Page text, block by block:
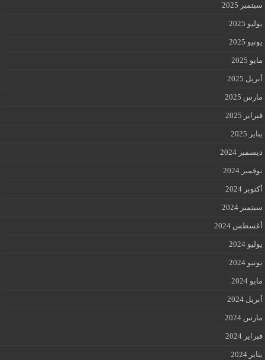
سبتمبر 2025
يوليو 2025
يونيو 2025
مايو 2025
أبريل 2025
مارس 2025
فبراير 2025
يناير 2025
ديسمبر 2024
نوفمبر 2024
أكتوبر 2024
سبتمبر 2024
أغسطس 2024
يوليو 2024
يونيو 2024
مايو 2024
أبريل 2024
مارس 2024
فبراير 2024
يناير 2024